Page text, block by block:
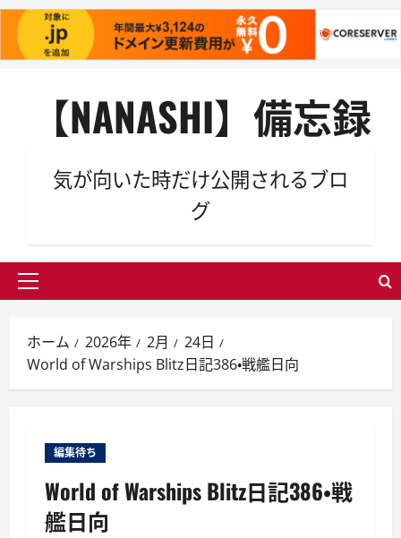
【NANASHI】備忘録
気が向いた時だけ公開されるブロ
グ
メ
ン
メ
ホーム 2026年 2月
24日
World of Warships Blitz日記386・戦艦日向
編集待ち
World of Warships Blitz日記386・戦
艦日向